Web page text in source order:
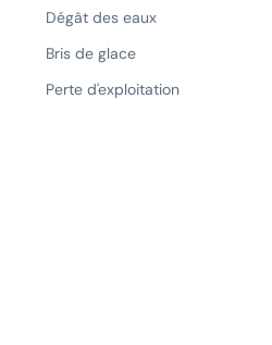
Dégât des eaux
Bris de glace
Perte d'exploitation